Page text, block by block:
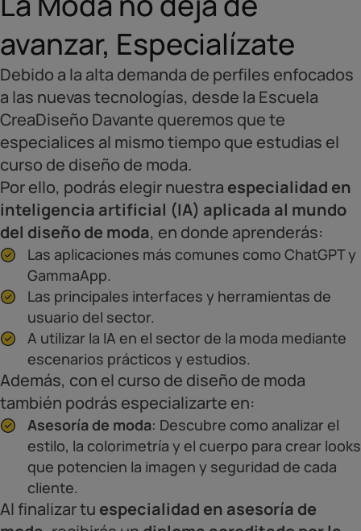
avanzar, Especialízate
Debido a la alta demanda de perfiles enfocados
a las nuevas tecnologías, desde la Escuela
CreaDiseño Davante queremos que te
especialices al mismo tiempo que estudias el
curso de diseño de moda.
Por ello, podrás elegir nuestra especialidad en
inteligencia artificial (IA) aplicada al mundo
del diseño de moda, en donde aprenderás:
Las aplicaciones más comunes como ChatGPT y
GammaApp.
Las principales interfaces y herramientas de
usuario del sector.
A utilizar la IA en el sector de la moda mediante
escenarios prácticos y estudios.
Además, con el curso de diseño de moda
también podrás especializarte en:
Asesoría de moda: Descubre como analizar el
estilo, la colorimetría y el cuerpo para crear looks
que potencien la imagen y seguridad de cada
cliente.
Al finalizar tu especialidad en asesoría de